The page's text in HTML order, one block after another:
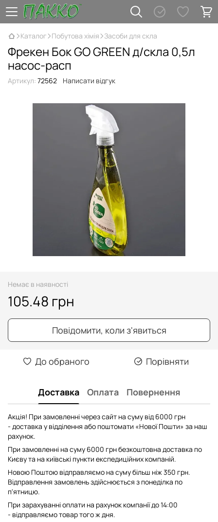
Каталог Побутова хімія Засоби для скла
Фрекен Бок GO GREEN д/скла 0,5л
насос-расп
Артикул: 72562 Написати відгук
Немає в наявності
105.48 грн
Повідомити, коли з'явиться
До обраного Порівняти
Доставка Оплата Повернення
Акція! При замовленні через сайт на суму від 6000 грн
- доставка у відділення або поштомати «Нової Пошти» за наш
рахунок.
При замовленні на суму 6000 грн безкоштовна доставка по
Києву та на київські пункти експедиційних компаній.
Новою Поштою відправляємо на суму більш ніж 350 грн.
Відправлення замовлень здійснюється з понеділка по
п'ятницю.
При зарахуванні оплати на рахунок компанії до 14:00
- відправляємо товар того ж дня.